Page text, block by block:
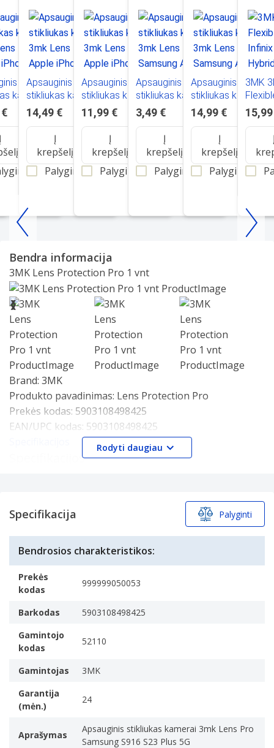
kamerai
Pro
15
Apsauginis
stikliukas kamerai
3mk Lens Pro
Apple iPhone
13/13 Mini 47129
sidabrinis
14,49 €
Į
krepšelį
Palyginti
Apsauginis
stikliukas kamerai
3mk Lens Pro
Apple iPhone 13
Pro/13 Pro Max
sidabrinis
11,99 €
Į
krepšelį
Palyginti
Apsauginis
stikliukas kamerai
3mk Lens Pro
Samsung A245
A24 4G/A246 A24
5G
3,49 €
Į
krepšelį
Palyginti
Apsauginis
stikliukas kamerai
3mk Lens Pro
Samsung A145
A14 4G/A146 A14
5G/A346 A34 5G
14,99 €
Į
krepšelį
Palyginti
3MK
Infinix
Item
25
Bendra informacija
3MK Lens Protection Pro 1 vnt
Slide 1 of 5
❮
❯
Brand: 3MK
Produkto pavadinimas: Lens Protection Pro
Prekės kodas: 5903108498425
EAN/UPC kodas: 5903108498425
Specifikacijos
Galaxy S23+
Pakuotės turinys
Kiekis pakuotėje
1 vnt
Rodyti daugiau
Specifikacija Palyginti
Bendrosios charakteristikos:
Prekės
kodas
999999050053
Barkodas
5903108498425
Gamintojo
kodas
52110
Gamintojas
3MK
Garantija
(mėn.)
24
Aprašymas
Apsauginis stikliukas kamerai 3mk Lens Pro
Samsung S916 S23 Plus 5G